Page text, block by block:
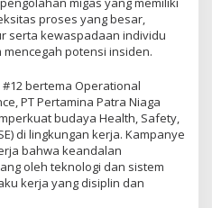
proses yang besar,
serta kewaspadaan individu
potensi insiden.
#12 bertema Operational
PT Pertamina Patra Niaga
budaya Health, Safety,
di lingkungan kerja. Kampanye
bahwa keandalan
oleh teknologi dan sistem
kerja yang disiplin dan